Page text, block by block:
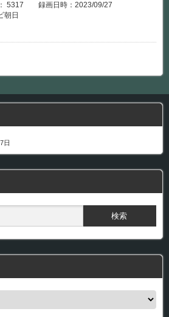
5317 録画日時：2023/09/27
日
日